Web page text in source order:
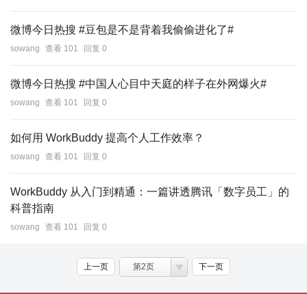
微博今日热搜 #豆包是不是背着我偷偷进化了#
sowang 查看 101 回复 0
微博今日热搜 #中国人心目中天庭的样子在外网爆火#
sowang 查看 101 回复 0
如何用 WorkBuddy 提高个人工作效率？
sowang 查看 101 回复 0
WorkBuddy 从入门到精通：一篇讲透腾讯「数字员工」的
科普指南
sowang 查看 101 回复 0
上一页 第2页 下一页